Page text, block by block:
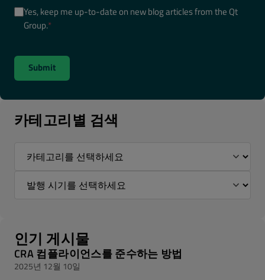
Yes, keep me up-to-date on new blog articles from the Qt
Group.*
카테고리별 검색
인기 게시물
CRA 컴플라이언스를 준수하는 방법
2025년 12월 10일